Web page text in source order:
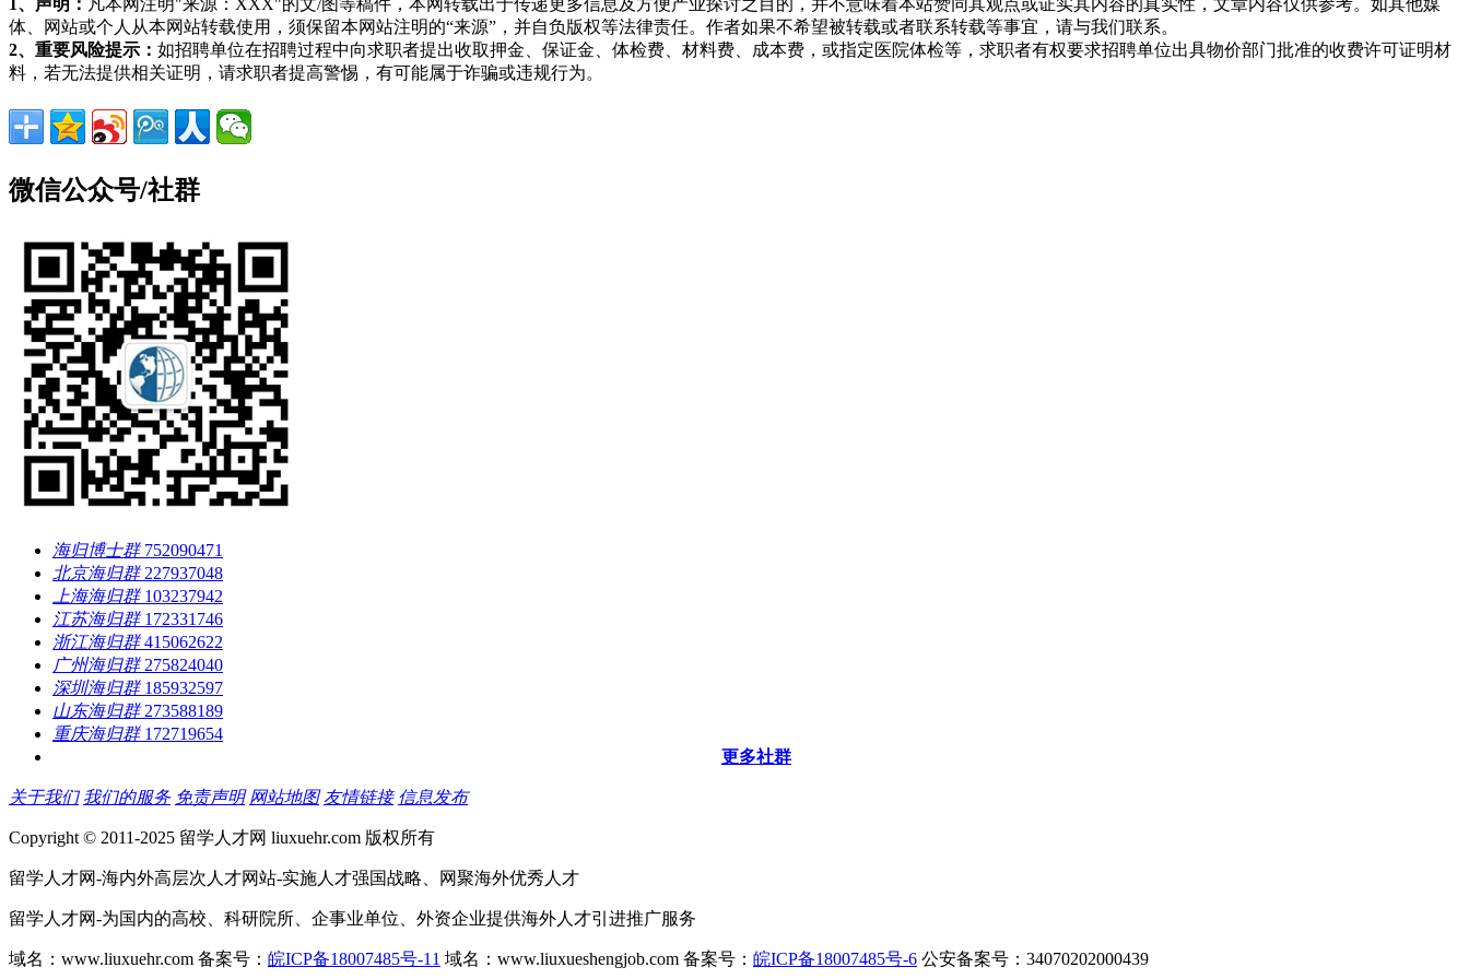
体、网站或个人从本网站转载使用，须保留本网站注明的“来源”，并自负版权等法律责任。作者如果不希望被转载或者联系转载等事宜，请与我们联系。
2、重要风险提示： 如招聘单位在招聘过程中向求职者提出收取押金、保证金、体检费、材料费、成本费，或指定医院体检等，求职者有权要求招聘单位出具物价部门批准的收费许可证明材
料，若无法提供相关证明，请求职者提高警惕，有可能属于诈骗或违规行为。
微信公众号/社群
海归博士群 752090471
北京海归群 227937048
上海海归群 103237942
江苏海归群 172331746
浙江海归群 415062622
广州海归群 275824040
深圳海归群 185932597
山东海归群 273588189
重庆海归群 172719654
更多社群
关于我们 我们的服务 免责声明 网站地图 友情链接 信息发布
Copyright © 2011-2025 留学人才网 liuxuehr.com 版权所有
留学人才网-海内外高层次人才网站-实施人才强国战略、网聚海外优秀人才
留学人才网-为国内的高校、科研院所、企事业单位、外资企业提供海外人才引进推广服务
域名：www.liuxuehr.com 备案号： 皖ICP备18007485号-11 域名：www.liuxueshengjob.com 备案号： 皖ICP备18007485号-6 公安备案号：34070202000439